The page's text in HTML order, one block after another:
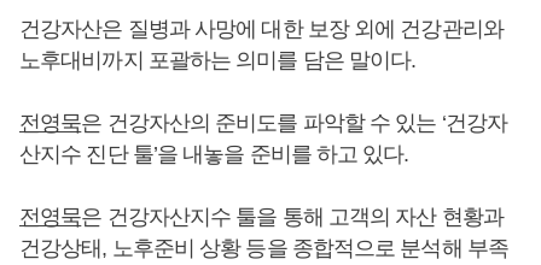
건강자산은 질병과 사망에 대한 보장 외에 건강관리와
노후대비까지 포괄하는 의미를 담은 말이다.
전영묵은 건강자산의 준비도를 파악할 수 있는 ‘건강자
산지수 진단 툴’을 내놓을 준비를 하고 있다.
전영묵은 건강자산지수 툴을 통해 고객의 자산 현황과
건강상태, 노후준비 상황 등을 종합적으로 분석해 부족